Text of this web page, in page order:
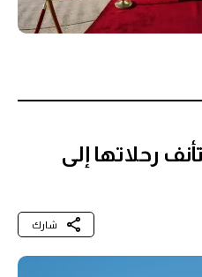
رحلاتها إلى
شارك